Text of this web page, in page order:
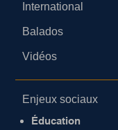
International
Balados
Vidéos
Enjeux sociaux
Éducation